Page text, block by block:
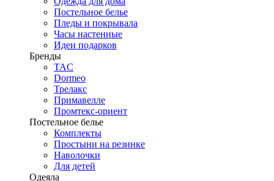
Постельное белье
Пледы и покрывала
Часы настенные
Идеи подарков
Бренды
TAC
Dormeo
Трелакс
Примавелле
Промтекс-ориент
Постельное белье
Комплекты
Простыни на резинке
Наволочки
Для детей
Одеяла